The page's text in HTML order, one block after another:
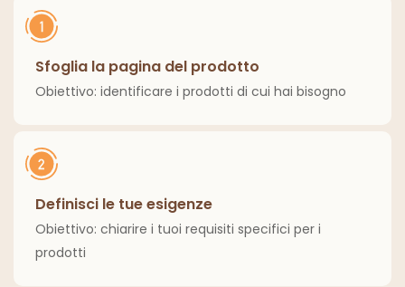
Sfoglia la pagina del prodotto
Obiettivo: identificare i prodotti di cui hai bisogno
Definisci le tue esigenze
Obiettivo: chiarire i tuoi requisiti specifici per i
prodotti